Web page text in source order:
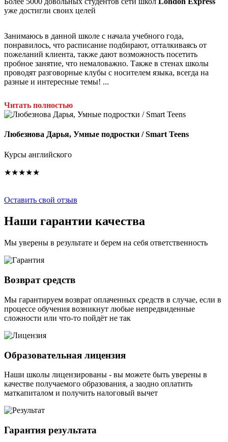
уже достигли своих целей
Занимаюсь в данной школе с начала учебного года,
понравилось, что расписание подбирают, отталкиваясь от
пожеланий клиента, также дают возможность посетить
пробное занятие, что немаловажно. Также в стенах школы
проводят разговорные клубы с носителем языка, всегда на
разные и интересные темы! ...
Читать полностью
Любезнова Дарья, Умные подростки / Smart Teens
Курсы английского
★★★★★
Оставить свой отзыв
Наши гарантии качества
Мы уверены в результате и берем на себя ответственность
Возврат средств
Мы гарантируем возврат оплаченных средств в случае, если в
процессе обучения возникнут любые непредвиденные
сложности или что-то пойдёт не так
Образовательная лицензия
Наши школы лицензированы - вы можете быть уверены в
качестве получаемого образования, а заодно оплатить
маткапиталом и получить налоговый вычет
Гарантия результата